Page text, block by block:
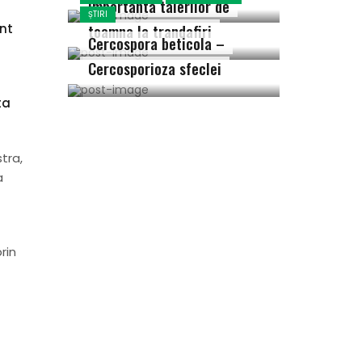
Importanta taierilor de
toamna la trandafiri
ȘTIRI
Cercospora beticola –
Cercosporioza sfeclei